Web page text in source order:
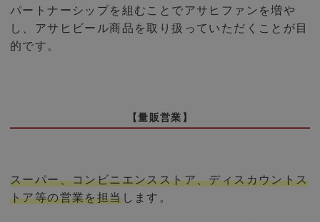
パートナーシップを組むことでアサヒファンを増や
し、アサヒビール商品を取り扱っていただくことが目
的です。
【量販営業】
スーパー、コンビニエンスストア、ディスカウントス
トア等の営業を担当します。